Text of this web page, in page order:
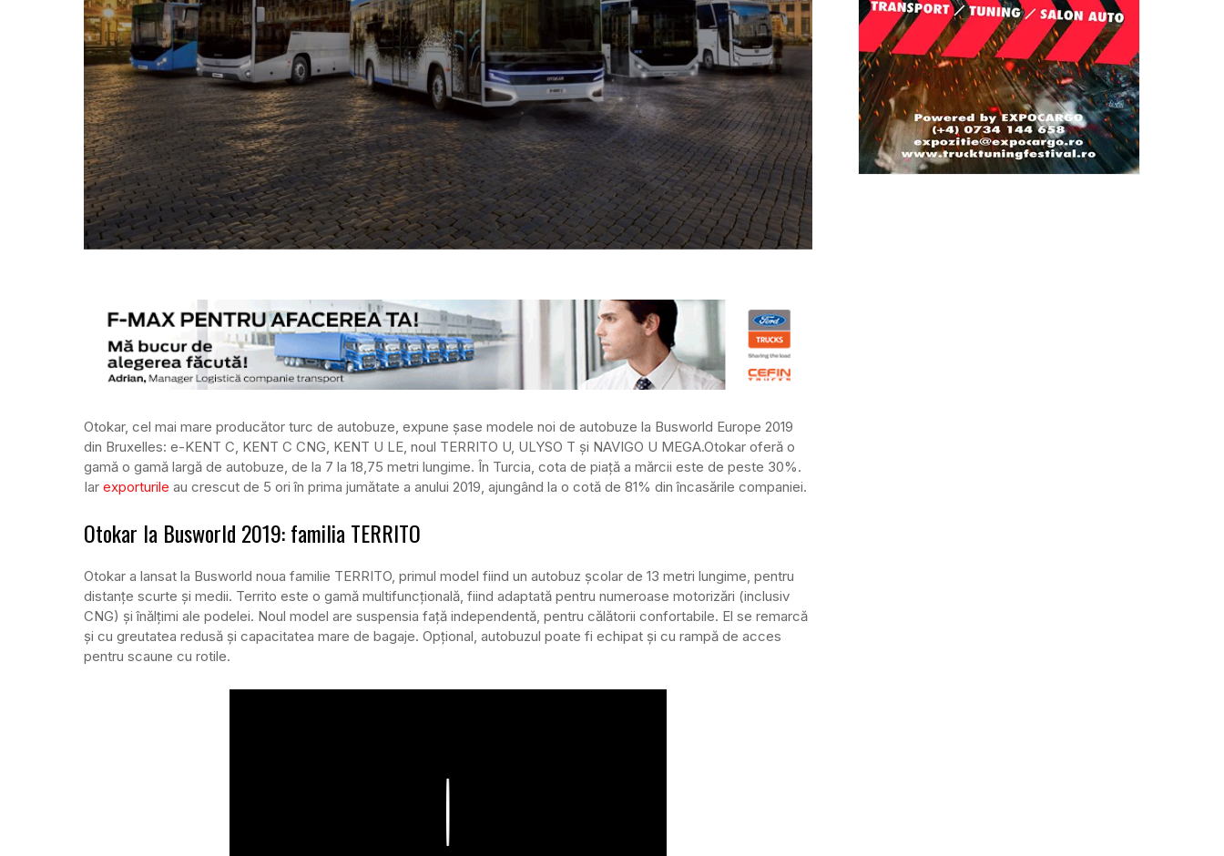
Otokar, cel mai mare producător turc de autobuze, expune șase modele noi de autobuze la Busworld Europe 2019
din Bruxelles: e-KENT C, KENT C CNG, KENT U LE, noul TERRITO U, ULYSO T și NAVIGO U MEGA.Otokar oferă o
gamă o gamă largă de autobuze, de la 7 la 18,75 metri lungime. În Turcia, cota de piață a mărcii este de peste 30%.
Iar exporturile au crescut de 5 ori în prima jumătate a anului 2019, ajungând la o cotă de 81% din încasările companiei.
Otokar la Busworld 2019: familia TERRITO
Otokar a lansat la Busworld noua familie TERRITO, primul model fiind un autobuz școlar de 13 metri lungime, pentru
distanțe scurte și medii. Territo este o gamă multifuncțională, fiind adaptată pentru numeroase motorizări (inclusiv
CNG) și înălțimi ale podelei. Noul model are suspensia față independentă, pentru călătorii confortabile. El se remarcă
și cu greutatea redusă și capacitatea mare de bagaje. Opțional, autobuzul poate fi echipat și cu rampă de acces
pentru scaune cu rotile.